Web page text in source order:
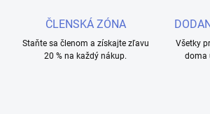
ČLENSKÁ ZÓNA
Staňte sa členom a získajte zľavu
20 % na každý nákup.
Všetky
doma